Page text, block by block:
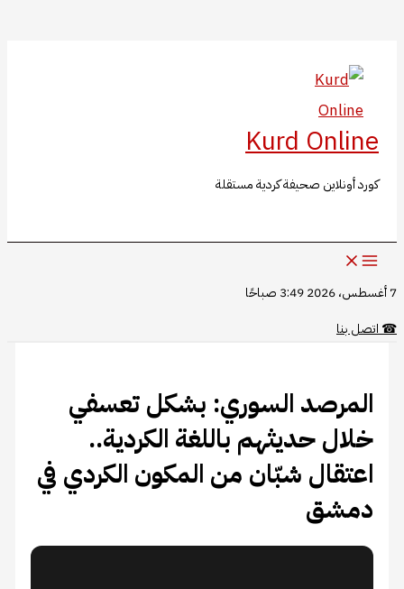
المحتوى
Kurd Online
كورد أونلاين صحيفة كردية مستقلة
7 أغسطس، 2026 3:49 صباحًا
☎اتصل بنا
المرصد السوري: بشكل تعسفي
خلال حديثهم باللغة الكردية..
اعتقال شبّان من المكون الكردي في
دمشق